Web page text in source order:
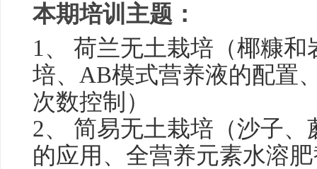
本期培训主题：
1、 荷兰无土栽培（椰糠
培、AB模式营养液的配置
次数控制）
2、 简易无土栽培（沙子
的应用、全营养元素水溶